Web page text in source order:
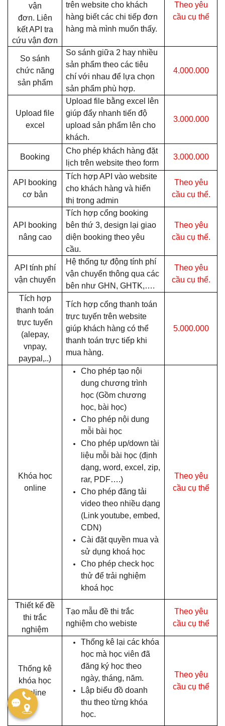
vận
đơn. Liên
kết API tra
cứu vận đơn
trên website cho khách
hàng biết các chi tiếp đơn
hàng mà mình muốn thấy.
Theo yêu
cầu cụ thể
So sánh
chức năng
sản phẩm
So sánh giữa 2 hay nhiều
sản phẩm theo các tiêu
chí với nhau để lựa chọn
sản phẩm phù hợp.
4.000.000
Upload file
excel
Upload file bằng excel lên
giúp đẩy nhanh tiến độ
upload sản phẩm lên cho
khách.
3.000.000
Booking
Cho phép khách hàng đặt
lịch trên website theo form
3.000.000
API booking
cơ bản
Tích hợp API vào website
cho khách hàng và hiển
thị trong admin
Theo yêu
cầu cụ thể.
API booking
nâng cao
Tích hợp cổng booking
bên thứ 3, design lại giao
diện booking theo yêu
cầu.
Theo yêu
cầu cụ thể.
API tính phí
vận chuyển
Hệ thống tự động tính phí
vận chuyển thông qua các
bên như GHN, GHTK,….
Theo yêu
cầu cụ thể.
Tích hợp
thanh toán
trực tuyến
(alepay,
vnpay,
paypal,..)
Tích hợp cổng thanh toán
trực tuyến trên website
giúp khách hàng có thể
thanh toán trực tiếp khi
mua hàng.
5.000.000
Khóa học
online
Cho phép tạo nội
dung chương trình
học (Gồm chương
học, bài học)
Cho phép nội dung
mỗi bài học
Cho phép up/down tài
liệu mỗi bài học (định
dạng, word, excel, zip,
rar, PDF….)
Cho phép đăng tải
video theo nhiều dạng
(Link youtube, embed,
CDN)
Cài đặt quyền mua và
sử dụng khoá học
Cho phép check học
thử để trải nghiệm
khoá học
Theo yêu
cầu cụ thể
Thiết kế đề
thi trắc
nghiệm
Tạo mẫu đề thi trắc
nghiệm cho webiste
Theo yêu
cầu cụ thể
Thống kê
khóa học
online
Thống kê lại các khóa
học mà học viên đã
đăng ký học theo
ngày, tháng, năm.
Lập biểu đồ doanh
thu theo từng khóa
học.
Theo yêu
cầu cụ thể